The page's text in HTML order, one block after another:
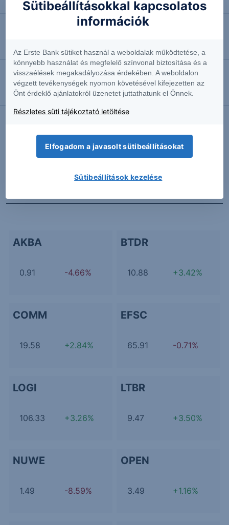
Négyhavi mélyponton a forint
EURUSD: munkapiaci jelentésre várva
2026.08.07. 10:37
Megint emelkedésben az olaj
További Erste elemzések
AKBA
0.91 -4.66%
BTDR
10.88 +3.42%
COMM
19.58 +2.84%
EFSC
65.91 -0.71%
LOGI
106.33 +3.26%
LTBR
9.47 +3.50%
NUWE
1.49 -8.59%
OPEN
3.49 +1.16%
Sütibeállításokkal kapcsolatos
információk
Az Erste Bank sütiket használ a weboldalak működtetése, a
könnyebb használat és megfelelő színvonal biztosítása és a
visszaélések megakadályozása érdekében. A weboldalon
végzett tevékenységek nyomon követésével kifejezetten az
Önt érdeklő ajánlatokról üzenetet juttathatunk el Önnek.
Részletes süti tájékoztató letöltése
Elfogadom a javasolt sütibeállításokat
Sütibeállítások kezelése